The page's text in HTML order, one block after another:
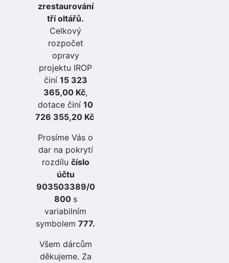
zrestaurování
tří oltářů.
Celkový
rozpočet
opravy
projektu IROP
činí 15 323
365,00 Kč,
dotace činí 10
726 355,20 Kč
Prosíme Vás o
dar na pokrytí
rozdílu číslo
účtu
903503389/0
800 s
variabilním
symbolem 777.
Všem dárcům
děkujeme. Za